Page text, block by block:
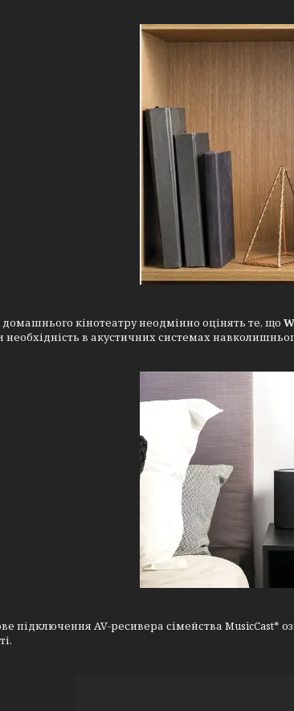
домашнього кінотеатру неодмінно оцінять те, що
необхідність в акустичних системах
підключення AV-ресивера сімейства MusicCast*